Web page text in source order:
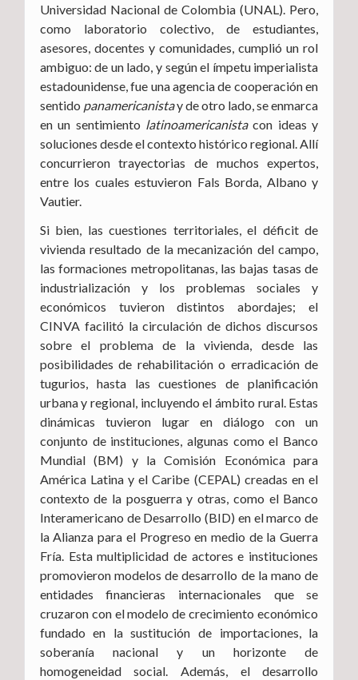
Universidad Nacional de Colombia (UNAL). Pero,
como laboratorio colectivo, de estudiantes,
asesores, docentes y comunidades, cumplió un rol
ambiguo: de un lado, y según el ímpetu imperialista
estadounidense, fue una agencia de cooperación en
sentido panamericanistay de otro lado, se enmarca
en un sentimiento latinoamericanistacon ideas y
soluciones desde el contexto histórico regional. Allí
concurrieron trayectorias de muchos expertos,
entre los cuales estuvieron Fals Borda, Albano y
Vautier.
Si bien, las cuestiones territoriales, el déficit de
vivienda resultado de la mecanización del campo,
las formaciones metropolitanas, las bajas tasas de
industrialización y los problemas sociales y
económicos tuvieron distintos abordajes; el
CINVA facilitó la circulación de dichos discursos
sobre el problema de la vivienda, desde las
posibilidades de rehabilitación o erradicación de
tugurios, hasta las cuestiones de planificación
urbana y regional, incluyendo el ámbito rural. Estas
dinámicas tuvieron lugar en diálogo con un
conjunto de instituciones, algunas como el Banco
Mundial (BM) y la Comisión Económica para
América Latina y el Caribe (CEPAL) creadas en el
contexto de la posguerra y otras, como el Banco
Interamericano de Desarrollo (BID) en el marco de
la Alianza para el Progreso en medio de la Guerra
Fría. Esta multiplicidad de actores e instituciones
promovieron modelos de desarrollo de la mano de
entidades financieras internacionales que se
cruzaron con el modelo de crecimiento económico
fundado en la sustitución de importaciones, la
soberanía nacional y un horizonte de
homogeneidad social. Además, el desarrollo